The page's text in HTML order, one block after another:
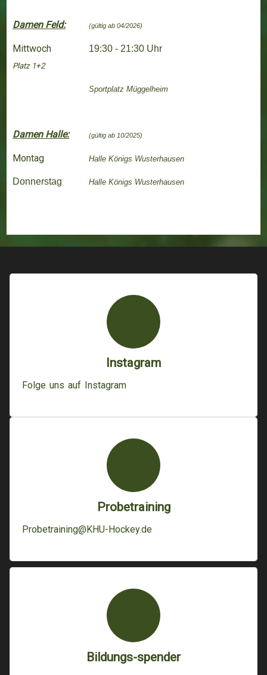
Damen Feld: (gültig ab 04/2026)
Mittwoch
Platz 1+2
19:30 - 21:30 Uhr
Sportplatz Müggelheim
Damen Halle: (gültig ab 10/2025)
Montag Halle Königs Wusterhausen
Donnerstag Halle Königs Wusterhausen
Instagram
Folge uns auf Instagram
Probetraining
Probetraining@KHU-Hockey.de
Bildungs-spender